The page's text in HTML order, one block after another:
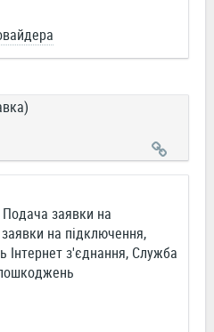
Подача заявки на
на підключення,
Інтернет з'єднання, Служба